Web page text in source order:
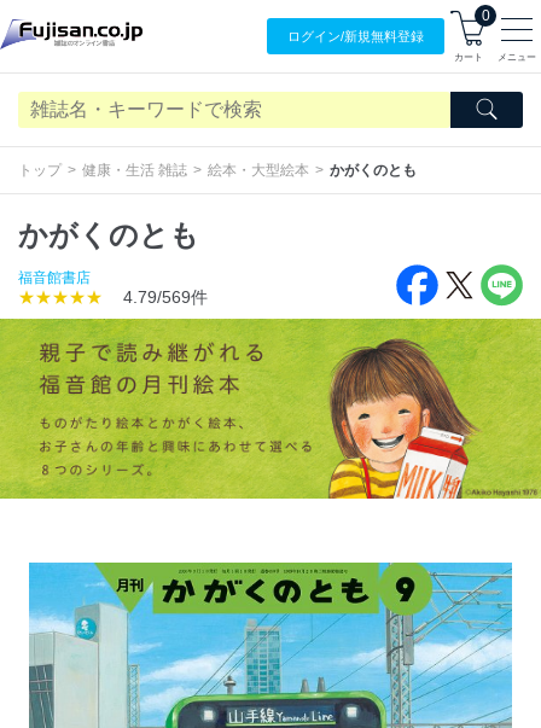
ログイン/新規無料登録
0
カート メニュー
トップ 健康・生活 雑誌 絵本・大型絵本 かがくのとも
かがくのとも
福音館書店
★★★★★ 4.79/569件